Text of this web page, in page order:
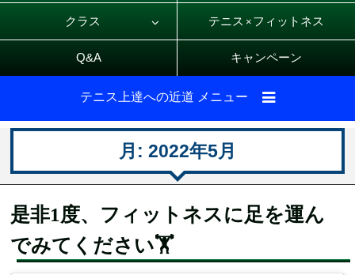
クラス テニス × フィットネス
Q&A キャンペーン
テニス上達への近道 メニュー
月: 2022年5月
是非1度、フィットネスに足を運ん
でみてください🏋️